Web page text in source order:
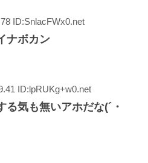
ID:SnlacFWx0.net
ナボカン
ID:lpRUKg+w0.net
気も無いアホだな(´・